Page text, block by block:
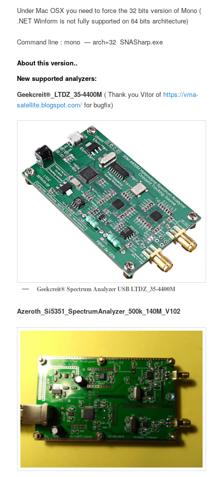
Under Mac OSX you need to force the 32 bits version of Mono (
.NET Winform is not fully supported on 64 bits architecture)
Command line : mono — arch=32 SNASharp.exe
About this version..
New supported analyzers:
Geekcreit®_LTDZ_35-4400M ( Thank you Vitor of https://vma-
satellite.blogspot.com/ for bugfix)
Geekcreit® Spectrum Analyzer USB LTDZ_35-4400M
Azeroth_Si5351_SpectrumAnalyzer_500k_140M_V102